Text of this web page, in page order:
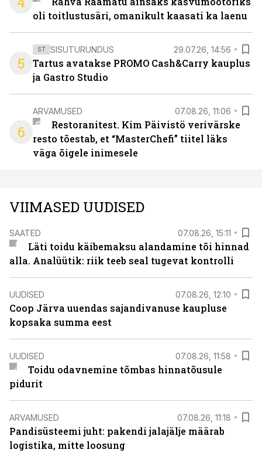
oli toitlustusäri, omanikult kaasati ka laenu
5
ST SISUTURUNDUS 29.07.26, 14:56
Tartus avatakse PROMO Cash&Carry kauplus
ja Gastro Studio
6
ARVAMUSED 07.08.26, 11:06
Restoranitest. Kim Päivistö verivärske
resto tõestab, et “MasterChefi” tiitel läks
väga õigele inimesele
VIIMASED UUDISED
SAATED 07.08.26, 15:11
Läti toidu käibemaksu alandamine tõi hinnad
alla. Analüütik: riik teeb seal tugevat kontrolli
UUDISED 07.08.26, 12:10
Coop Järva uuendas sajandivanuse kaupluse
kopsaka summa eest
UUDISED 07.08.26, 11:58
Toidu odavnemine tõmbas hinnatõusule
pidurit
ARVAMUSED 07.08.26, 11:18
Pandisüsteemi juht: pakendi jalajälje määrab
logistika, mitte loosung